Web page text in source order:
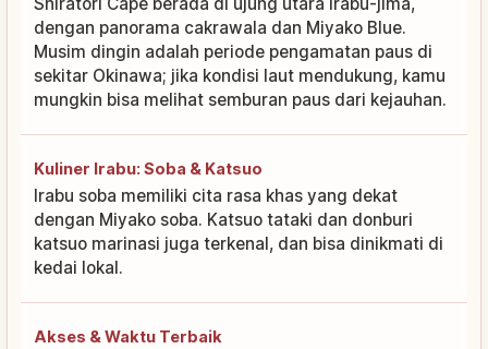
Shiratori Cape berada di ujung utara Irabu-jima,
dengan panorama cakrawala dan Miyako Blue.
Musim dingin adalah periode pengamatan paus di
sekitar Okinawa; jika kondisi laut mendukung, kamu
mungkin bisa melihat semburan paus dari kejauhan.
Kuliner Irabu: Soba & Katsuo
Irabu soba memiliki cita rasa khas yang dekat
dengan Miyako soba. Katsuo tataki dan donburi
katsuo marinasi juga terkenal, dan bisa dinikmati di
kedai lokal.
Akses & Waktu Terbaik